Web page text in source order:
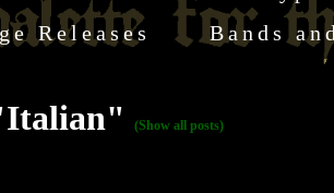
Releases
Bands
(Show all posts)